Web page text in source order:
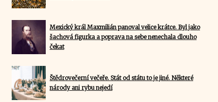
Mexický král Maxmilián panoval velice krátce. Byl jako
šachová figurka a poprava na sebe nenechala dlouho
čekat
Štědrovečerní večeře. Stát od státu to je jiné. Některé
národy ani rybu nejedí